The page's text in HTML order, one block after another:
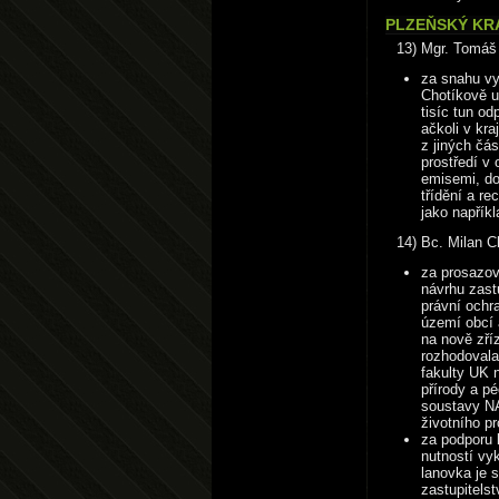
PLZEŇSKÝ
13) Mgr.
za snahu
Chotíkově
tisíc tun
ačkoli v
z jiných
prostředí v
emisemi,
třídění a
jako
14) Bc. Milan
za
návrhu
právní
území obcí
na nově
fakulty UK
přírody a
soustavy
životního
za podporu
nutností
lanovka je